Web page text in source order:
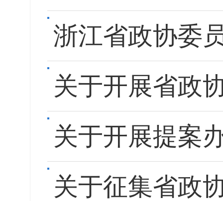
浙江省政协委
关于开展省政
关于开展提案
关于征集省政